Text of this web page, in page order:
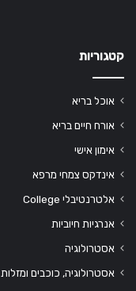
קטגוריות
אוכל בריא
אורח חיים בריא
אימון אישי
אינדקס צמחי מרפא
אלטרנטיבלי College
אנרגיות חיוביות
אסטרולוגיה
אסטרולוגיה, כוכבים ומזלות